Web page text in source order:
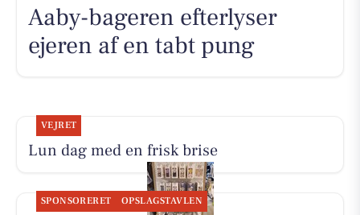
Aaby-bageren efterlyser
ejeren af en tabt pung
VEJRET
Lun dag med en frisk brise
SPONSORERET OPSLAGSTAVLEN